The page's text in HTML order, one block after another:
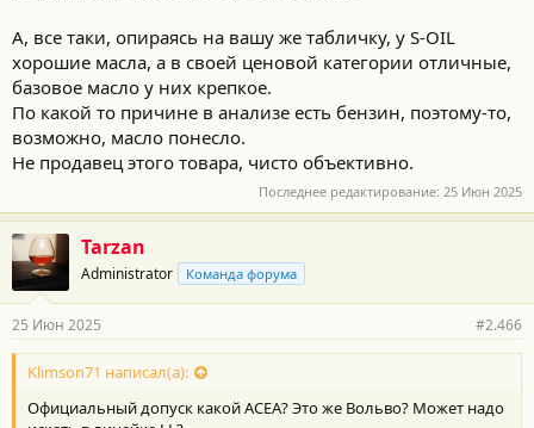
А, все таки, опираясь на вашу же табличку, у S-OIL
хорошие масла, а в своей ценовой категории отличные,
базовое масло у них крепкое.
По какой то причине в анализе есть бензин, поэтому-то,
возможно, масло понесло.
Не продавец этого товара, чисто объективно.
Последнее редактирование: 25 Июн 2025
Tarzan
Administrator Команда форума
25 Июн 2025 #2.466
Klimson71 написал(а):
Официальный допуск какой АСЕА? Это же Вольво? Может надо